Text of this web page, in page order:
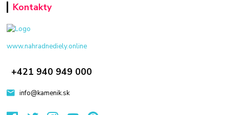
Kontakty
www.nahradnediely.online
+421 940 949 000
info@kamenik.sk